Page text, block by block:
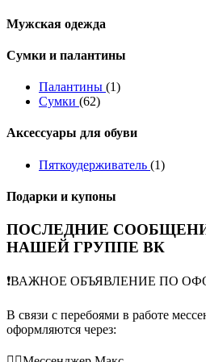
Мужская одежда
Сумки и палантины
Палантины (1)
Сумки (62)
Аксессуары для обуви
Пяткоудерживатель (1)
Подарки и купоны
ПОСЛЕДНИЕ
НАШЕЙ ГРУППЕ ВК
❗️ВАЖНОЕ ОБЪЯВЛЕНИЕ ПО
В связи с перебоями в работе
оформляются через: